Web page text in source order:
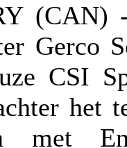
(CAN)
Gerco
CSI
het
met